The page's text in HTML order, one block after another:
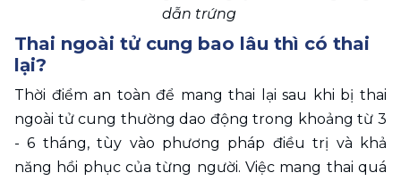
dẫn trứng
Thai ngoài tử cung bao lâu thì có thai
lại?
Thời điểm an toàn để mang thai lại sau khi bị thai
ngoài tử cung thường dao động trong khoảng từ 3
- 6 tháng, tùy vào phương pháp điều trị và khả
năng hồi phục của từng người. Việc mang thai quá